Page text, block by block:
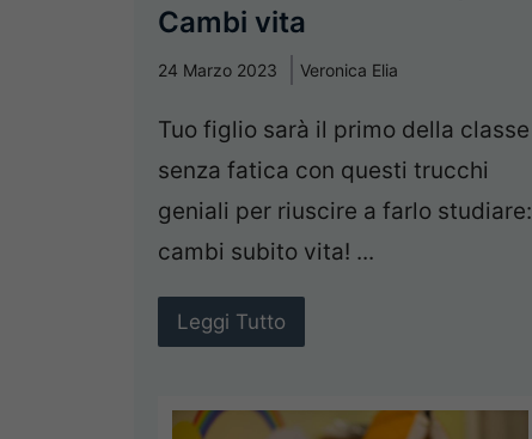
Cambi vita
24 Marzo 2023 Veronica Elia
Tuo figlio sarà il primo della classe
senza fatica con questi trucchi
geniali per riuscire a farlo studiare:
cambi subito vita! ...
Leggi Tutto